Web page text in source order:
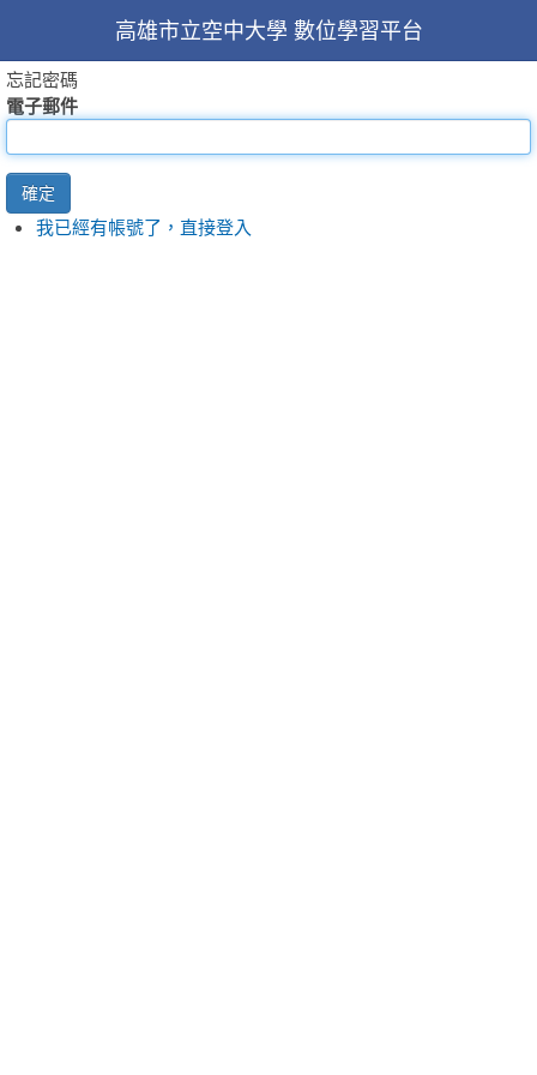
高雄市立空中大學 數位學習平台
忘記密碼
電子郵件
確定
我已經有帳號了，直接登入